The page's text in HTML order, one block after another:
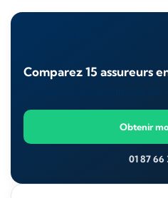
Comparez 15 assureurs
Un courtier vous rappelle sous 24h
Obtenir
01 87 66